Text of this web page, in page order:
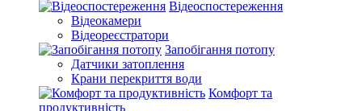
Відеоспостереження
Відеокамери
Відеореєстратори
Запобігання потопу
Датчики затоплення
Крани перекриття води
Комфорт та
продуктивність